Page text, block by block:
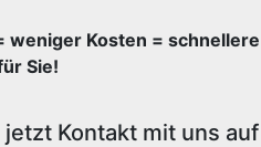
weniger Kosten =
Sie!
jetzt Kontakt mit uns auf